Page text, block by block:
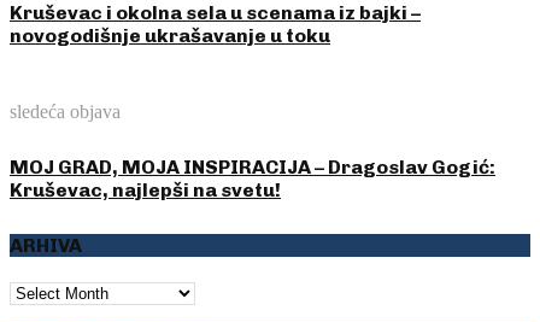
Kruševac i okolna sela u scenama iz bajki –
novogodišnje ukrašavanje u toku
sledeća objava
MOJ GRAD, MOJA INSPIRACIJA – Dragoslav Gogić:
Kruševac, najlepši na svetu!
ARHIVA
ARHIVA